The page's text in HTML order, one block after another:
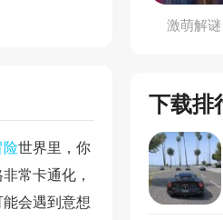
险世界里，你
常卡通化，
会遇到意想
激萌解谜
下载排